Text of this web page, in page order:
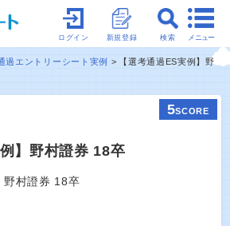
メニュー
検索
新規登録
ログイン
過エントリーシート実例
【選考通過ES実例】野
5SCORE
】野村證券 18卒